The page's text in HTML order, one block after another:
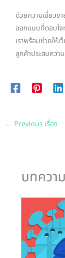
ด้วยความเชี่ยวช
ออกแบบที่ตอบโ
เราพร้อมช่วยให้
ลูกค้าประสบควา
← Previous เรื่อง
บทควา